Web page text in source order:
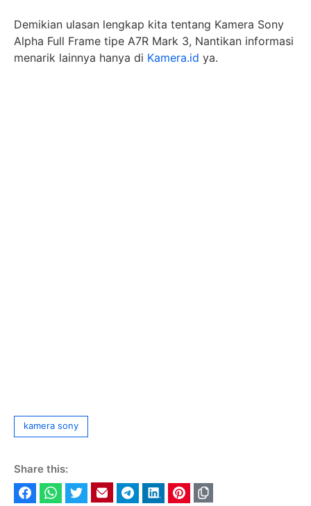
Demikian ulasan lengkap kita tentang Kamera Sony
Alpha Full Frame tipe A7R Mark 3, Nantikan informasi
menarik lainnya hanya di Kamera.id ya.
Tag
kamera sony
Share this: